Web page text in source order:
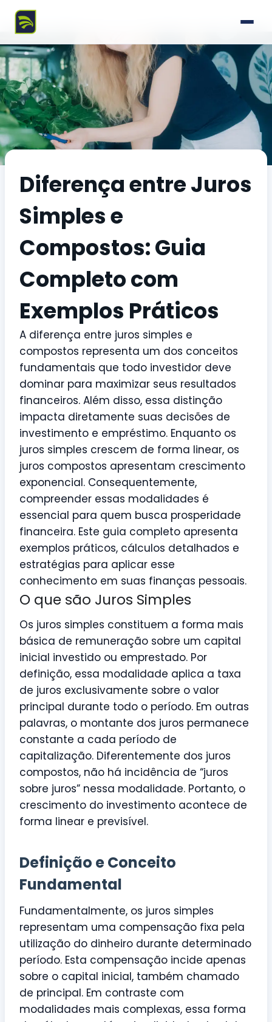
Diferença entre Juros
Simples e
Compostos: Guia
Completo com
Exemplos Práticos
A diferença entre juros simples e
compostos representa um dos conceitos
fundamentais que todo investidor deve
dominar para maximizar seus resultados
financeiros. Além disso, essa distinção
impacta diretamente suas decisões de
investimento e empréstimo. Enquanto os
juros simples crescem de forma linear, os
juros compostos apresentam crescimento
exponencial. Consequentemente,
compreender essas modalidades é
essencial para quem busca prosperidade
financeira. Este guia completo apresenta
exemplos práticos, cálculos detalhados e
estratégias para aplicar esse
conhecimento em suas finanças pessoais.
O que são Juros Simples
Os juros simples constituem a forma mais
básica de remuneração sobre um capital
inicial investido ou emprestado. Por
definição, essa modalidade aplica a taxa
de juros exclusivamente sobre o valor
principal durante todo o período. Em outras
palavras, o montante dos juros permanece
constante a cada período de
capitalização. Diferentemente dos juros
compostos, não há incidência de “juros
sobre juros” nessa modalidade. Portanto, o
crescimento do investimento acontece de
forma linear e previsível.
Definição e Conceito
Fundamental
Fundamentalmente, os juros simples
representam uma compensação fixa pela
utilização do dinheiro durante determinado
período. Esta compensação incide apenas
sobre o capital inicial, também chamado
de principal. Em contraste com
modalidades mais complexas, essa forma